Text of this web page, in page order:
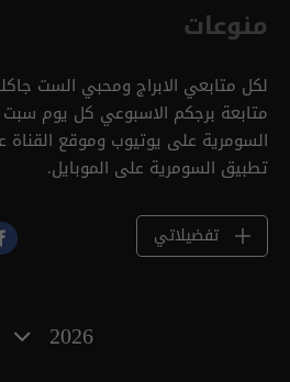
منوعات
لكل متابعي الابراج ومحبي الست
متابعة برجكم الاسبوعي كل يوم
السومرية على يوتيوب وموقع القناة
تطبيق السومرية على الموبايل.
تفضيلاتي
2026